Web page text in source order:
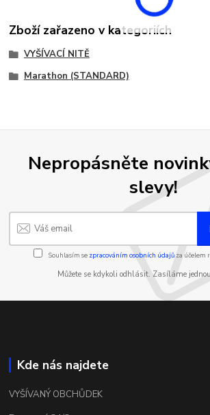
Zboží zařazeno v kategoriích
VYŠÍVACÍ NITĚ
Marathon (STANDARD)
Nepropásněte
slevy!
Souhlasím se zpracováním osobních údajůza účelem
Můžete se kdykoli odhlásit. Zasíláme
Kde nás najdete
VYŠÍVANÝ OBCHŮDEK